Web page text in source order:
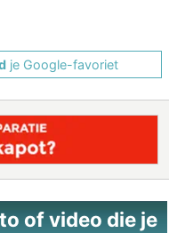
je Google-favoriet
of video die je